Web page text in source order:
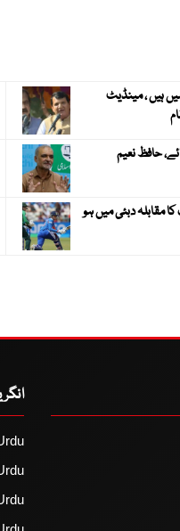
ہیں ، مینڈیٹ
کی جائے، حافظ نعیم
اور بھارت کا مقابلہ دبئی میں ہو